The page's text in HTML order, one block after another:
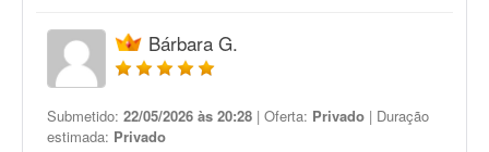
Bárbara G.
Submetido: 22/05/2026 às 20:28 | Oferta: Privado | Duração
estimada: Privado